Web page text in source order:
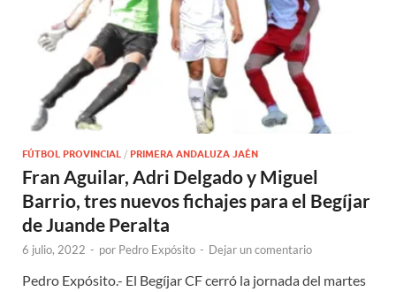
FÚTBOL PROVINCIAL / PRIMERA ANDALUZA JAÉN
Fran Aguilar, Adri Delgado y Miguel
Barrio, tres nuevos fichajes para el Begíjar
de Juande Peralta
6 julio, 2022 - por Pedro Expósito - Dejar un comentario
Pedro Expósito.- El Begíjar CF cerró la jornada del martes